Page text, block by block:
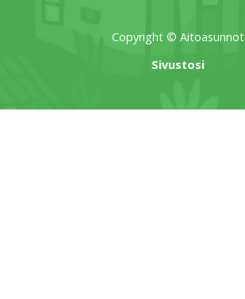
Copyright © Aitoasunnot
Sivustosi